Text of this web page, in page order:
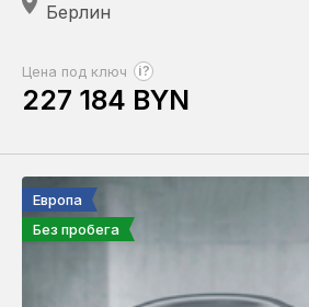
Берлин
Цена под ключ ?
227 184 BYN
Европа
Без пробега